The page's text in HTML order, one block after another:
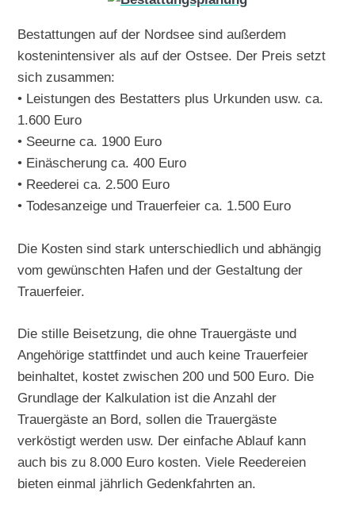
Bestattungen auf der Nordsee sind außerdem
kostenintensiver als auf der Ostsee. Der Preis setzt
sich zusammen:
• Leistungen des Bestatters plus Urkunden usw. ca.
1.600 Euro
• Seeurne ca. 1900 Euro
• Einäscherung ca. 400 Euro
• Reederei ca. 2.500 Euro
• Todesanzeige und Trauerfeier ca. 1.500 Euro
Die Kosten sind stark unterschiedlich und abhängig
vom gewünschten Hafen und der Gestaltung der
Trauerfeier.
Die stille Beisetzung, die ohne Trauergäste und
Angehörige stattfindet und auch keine Trauerfeier
beinhaltet, kostet zwischen 200 und 500 Euro. Die
Grundlage der Kalkulation ist die Anzahl der
Trauergäste an Bord, sollen die Trauergäste
verköstigt werden usw. Der einfache Ablauf kann
auch bis zu 8.000 Euro kosten. Viele Reedereien
bieten einmal jährlich Gedenkfahrten an.